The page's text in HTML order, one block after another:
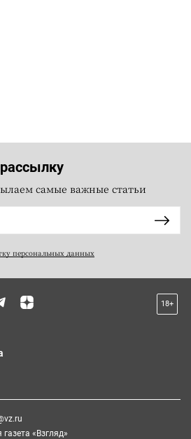
самые важные статьи
персональных данных
18+
«Взгляд»